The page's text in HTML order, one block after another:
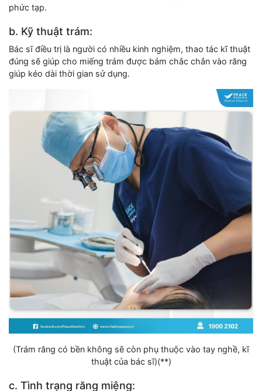
phức tạp.
b. Kỹ thuật trám:
Bác sĩ điều trị là người có nhiều kinh nghiệm, thao tác kĩ thuật
đúng sẽ giúp cho miếng trám được bám chắc chắn vào răng
giúp kéo dài thời gian sử dụng.
(Trám răng có bền không sẽ còn phụ thuộc vào tay nghề, kĩ
thuật của bác sĩ)(**)
c. Tình trạng răng miệng: